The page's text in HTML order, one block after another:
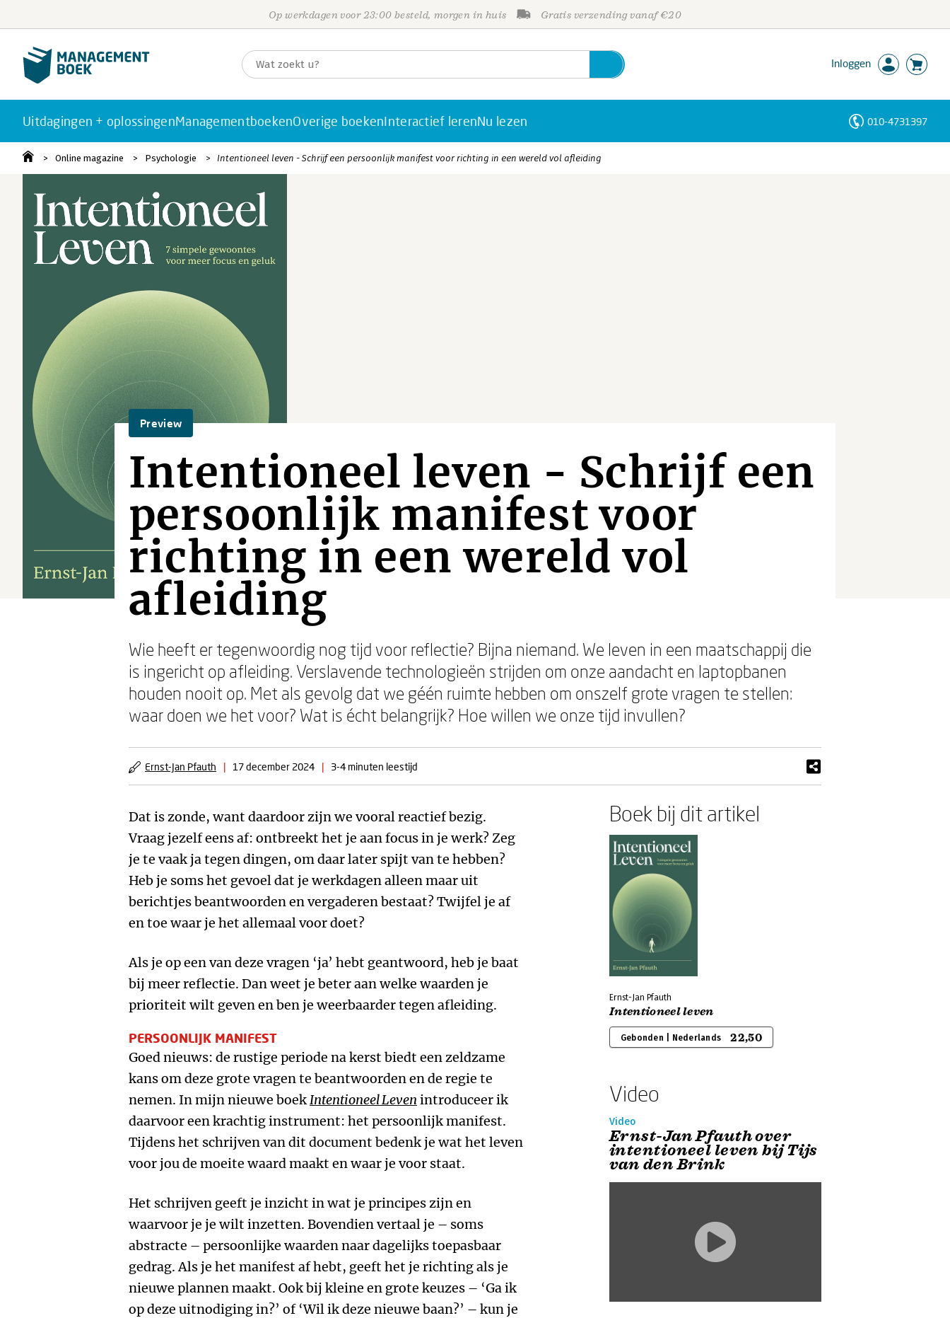
Op werkdagen voor 23:00 besteld, morgen in huis Gratis verzending vanaf €20
Inloggen
Uitdagingen + oplossingenManagementboekenOverige boekenInteractief lerenNu lezen 010-4731397
Online magazine Psychologie Intentioneel leven - Schrijf een persoonlijk manifest voor richting in een wereld vol afleiding
Preview
Intentioneel leven - Schrijf een
persoonlijk manifest voor
richting in een wereld vol
afleiding
Wie heeft er tegenwoordig nog tijd voor reflectie? Bijna niemand. We leven in een maatschappij die
is ingericht op afleiding. Verslavende technologieën strijden om onze aandacht en laptopbanen
houden nooit op. Met als gevolg dat we géén ruimte hebben om onszelf grote vragen te stellen:
waar doen we het voor? Wat is écht belangrijk? Hoe willen we onze tijd invullen?
Ernst-Jan Pfauth | 17 december 2024 | 3-4 minuten leestijd
Dat is zonde, want daardoor zijn we vooral reactief bezig.
Vraag jezelf eens af: ontbreekt het je aan focus in je werk? Zeg
je te vaak ja tegen dingen, om daar later spijt van te hebben?
Heb je soms het gevoel dat je werkdagen alleen maar uit
berichtjes beantwoorden en vergaderen bestaat? Twijfel je af
en toe waar je het allemaal voor doet?
Als je op een van deze vragen ‘ja’ hebt geantwoord, heb je baat
bij meer reflectie. Dan weet je beter aan welke waarden je
prioriteit wilt geven en ben je weerbaarder tegen afleiding.
PERSOONLIJK MANIFEST
Goed nieuws: de rustige periode na kerst biedt een zeldzame
kans om deze grote vragen te beantwoorden en de regie te
nemen. In mijn nieuwe boekIntentioneel Leven introduceer ik
daarvoor een krachtig instrument: het persoonlijk manifest.
Tijdens het schrijven van dit document bedenk je wat het leven
voor jou de moeite waard maakt en waar je voor staat.
Het schrijven geeft je inzicht in wat je principes zijn en
waarvoor je je wilt inzetten. Bovendien vertaal je – soms
abstracte – persoonlijke waarden naar dagelijks toepasbaar
gedrag. Als je het manifest af hebt, geeft het je richting als je
nieuwe plannen maakt. Ook bij kleine en grote keuzes – ‘Ga ik
op deze uitnodiging in?’ of ‘Wil ik deze nieuwe baan?’ – kun je
Boek bij dit artikel
Ernst-Jan Pfauth
Intentioneel leven
Gebonden | Nederlands 22,50
Video
Video
Ernst-Jan Pfauth over
intentioneel leven bij Tijs
van den Brink
Personen